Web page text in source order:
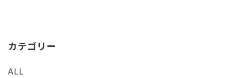
カテゴリー
ALL